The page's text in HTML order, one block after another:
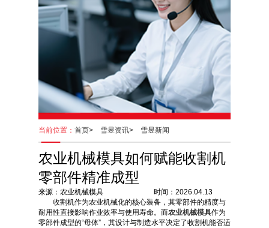
当前位置： 首页> 雪昱资讯> 雪昱新闻
农业机械模具如何赋能收割机
零部件精准成型
来源：农业机械模具 时间：2026.04.13
收割机作为农业机械化的核心装备，其零部件的精度与
耐用性直接影响作业效率与使用寿命。而农业机械模具作为
零部件成型的“母体”，其设计与制造水平决定了收割机能否适